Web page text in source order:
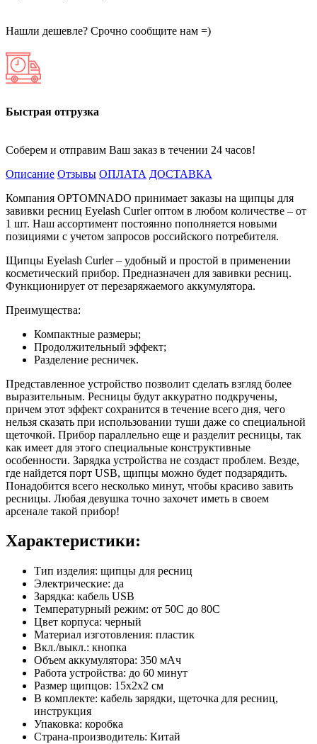
Нашли дешевле? Срочно сообщите нам =)
Быстрая отгрузка
Соберем и отправим Ваш заказ в течении 24 часов!
Описание Отзывы ОПЛАТА ДОСТАВКА
Компания OPTOMNADO принимает заказы на щипцы для
завивки ресниц Eyelash Curler оптом в любом количестве – от
1 шт. Наш ассортимент постоянно пополняется новыми
позициями с учетом запросов российского потребителя.
Щипцы Eyelash Curler – удобный и простой в применении
косметический прибор. Предназначен для завивки ресниц.
Функционирует от перезаряжаемого аккумулятора.
Преимущества:
Компактные размеры;
Продолжительный эффект;
Разделение ресничек.
Представленное устройство позволит сделать взгляд более
выразительным. Ресницы будут аккуратно подкручены,
причем этот эффект сохранится в течение всего дня, чего
нельзя сказать при использовании туши даже со специальной
щеточкой. Прибор параллельно еще и разделит ресницы, так
как имеет для этого специальные конструктивные
особенности. Зарядка устройства не создаст проблем. Везде,
где найдется порт USB, щипцы можно будет подзарядить.
Понадобится всего несколько минут, чтобы красиво завить
ресницы. Любая девушка точно захочет иметь в своем
арсенале такой прибор!
Характеристики:
Тип изделия: щипцы для ресниц
Электрические: да
Зарядка: кабель USB
Температурный режим: от 50С до 80С
Цвет корпуса: черный
Материал изготовления: пластик
Вкл./выкл.: кнопка
Объем аккумулятора: 350 мАч
Работа устройства: до 60 минут
Размер щипцов: 15х2х2 см
В комплекте: кабель зарядки, щеточка для ресниц,
инструкция
Упаковка: коробка
Страна-производитель: Китай